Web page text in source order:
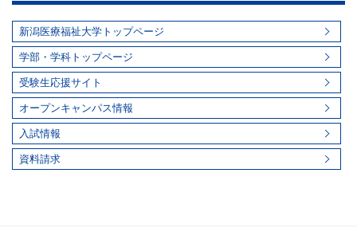
新潟医療福祉大学トップページ
学部・学科トップページ
受験生応援サイト
オープンキャンパス情報
入試情報
資料請求